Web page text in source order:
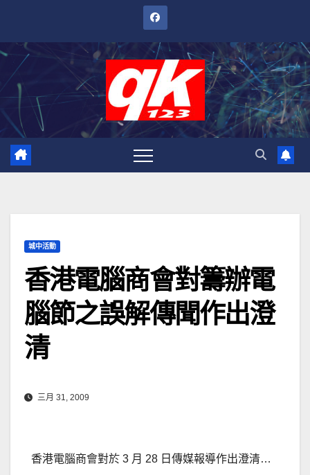
內
城中活動
香港電腦商會對籌辦電
腦節之誤解傳聞作出澄
清
三月 31, 2009
香港電腦商會對於 3 月 28 日傳媒報導作出澄清…